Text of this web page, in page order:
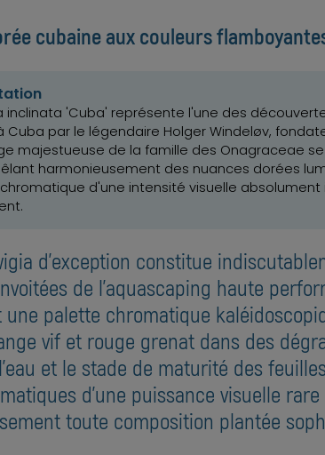
cubaine aux couleurs
inclinata 'Cuba' représente l'une des
Cuba par le légendaire Holger Windeløv,
majestueuse de la famille des Onagraceae
harmonieusement des nuances dorées
d'une intensité visuelle
d'exception constitue
de l'aquascaping haute
palette chromatique
vif et rouge grenat dans des
et le stade de maturité des
d'une puissance visuelle
toute composition plantée